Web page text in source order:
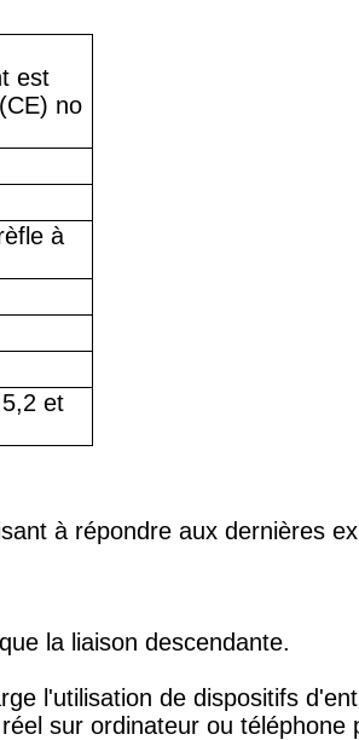
est
no
à
et
à répondre aux dernières
la liaison descendante.
l'utilisation de dispositifs
sur ordinateur ou téléphone